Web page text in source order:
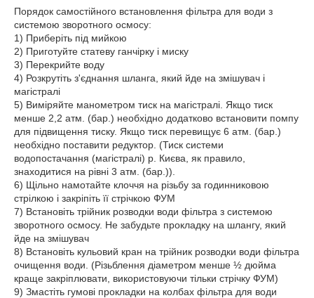
Порядок самостійного встановлення фільтра для води з
системою зворотного осмосу:
1) Приберіть під мийкою
2) Приготуйте статеву ганчірку і миску
3) Перекрийте воду
4) Розкрутіть з'єднання шланга, який йде на змішувач і
магістралі
5) Виміряйте манометром тиск на магістралі. Якщо тиск
менше 2,2 атм. (бар.) необхідно додатково встановити помпу
для підвищення тиску. Якщо тиск перевищує 6 атм. (бар.)
необхідно поставити редуктор. (Тиск системи
водопостачання (магістралі) р. Києва, як правило,
знаходитися на рівні 3 атм. (бар.)).
6) Щільно намотайте клоччя на різьбу за годинниковою
стрілкою і закріпіть її стрічкою ФУМ
7) Встановіть трійник розводки води фільтра з системою
зворотного осмосу. Не забудьте прокладку на шлангу, який
йде на змішувач
8) Встановіть кульовий кран на трійник розводки води фільтра
очищення води. (Різьблення діаметром менше ½ дюйма
краще закріплювати, використовуючи тільки стрічку ФУМ)
9) Змастіть гумові прокладки на колбах фільтра для води